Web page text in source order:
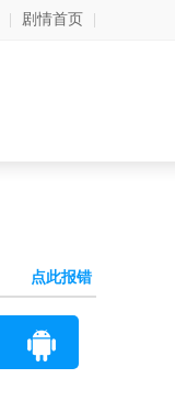
剧情首页
点此报错